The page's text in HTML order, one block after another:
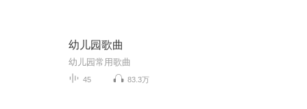
幼儿园歌曲
幼儿园常用歌曲
45 83.3万